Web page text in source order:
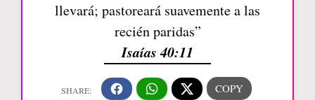
llevará; pastoreará suavemente a las
recién paridas”
Isaías 40:11